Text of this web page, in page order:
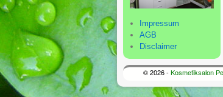
Impressum
AGB
Disclaimer
© 2026 - Kosmetiksalon